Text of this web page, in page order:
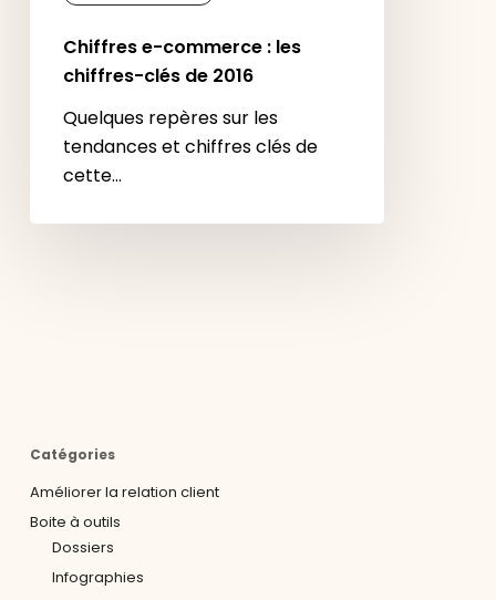
Chiffres e-commerce : les
chiffres-clés de 2016
Quelques repères sur les
tendances et chiffres clés de
cette…
Catégories
Améliorer la relation client
Boite à outils
Dossiers
Infographies